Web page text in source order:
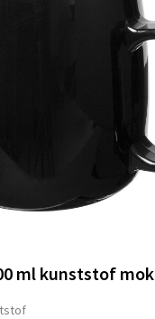
ml kunststof mok